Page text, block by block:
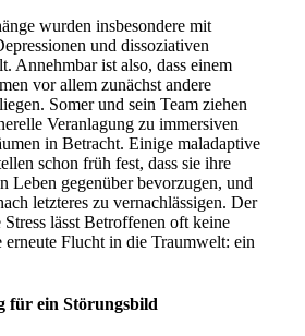
wurden insbesondere mit
und dissoziativen
Annehmbar ist also, dass einem
vor allem zunächst andere
Somer und sein Team ziehen
Veranlagung zu immersiven
in Betracht. Einige maladaptive
schon früh fest, dass sie ihre
Leben gegenüber bevorzugen, und
letzteres zu vernachlässigen. Der
Stress lässt Betroffenen oft keine
erneute Flucht in die Traumwelt: ein
für ein Störungsbild